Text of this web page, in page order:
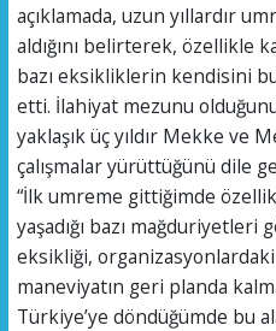
açıklamada, uzun yıllardır
aldığını belirterek, özellikle
bazı eksikliklerin kendisini
etti. İlahiyat mezunu
yaklaşık üç yıldır Mekke ve
çalışmalar yürüttüğünü dile
“İlk umreme gittiğimde
yaşadığı bazı mağduriyetleri
eksikliği, organizasyonlardaki
maneviyatın geri planda
Türkiye’ye döndüğümde bu